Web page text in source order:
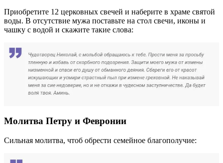
Приобретите 12 церковных свечей и наберите в храме святой
воды. В отсутствие мужа поставьте на стол свечи, иконы и
чашку с водой и скажите такие слова:
Молитва Петру и Февронии
Сильная молитва, чтоб обрести семейное благополучие: